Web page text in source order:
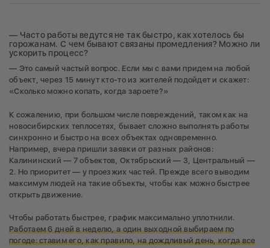
— Часто работы ведутся не так быстро, как хотелось бы
горожанам. С чем бывают связаны промедления? Можно ли
ускорить процесс?
— Это самый частый вопрос. Если мы с вами придем на любой
объект, через 15 минут кто-то из жителей подойдет и скажет:
«Сколько можно копать, когда зароете?»
К сожалению, при большом числе повреждений, таком как на
новосибирских теплосетях, бывает сложно выполнять работы
синхронно и быстро на всех объектах одновременно.
Например, вчера пришли заявки от разных районов:
Калининский — 7 объектов, Октябрьский — 3, Центральный —
2. Но приоритет — у проезжих частей. Прежде всего выводим
максимум людей на такие объекты, чтобы как можно быстрее
открыть движение.
Чтобы работать быстрее, график максимально уплотнили.
Работаем 6 дней в неделю, а один выходной выбираем по
погоде: ставим его, как правило, на дождливый день, когда все